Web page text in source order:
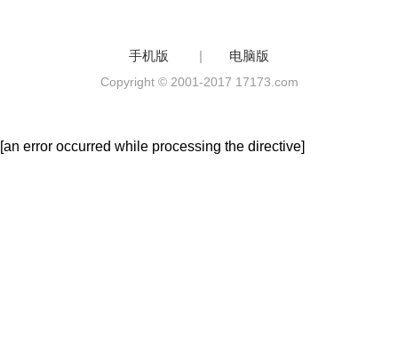
手机版 | 电脑版
Copyright © 2001-2017 17173.com
[an error occurred while processing the directive]